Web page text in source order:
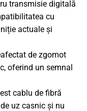
transmisie digitală
cu
actuale și
de zgomot
oferind un semnal
cablu de fibră
uz casnic și nu